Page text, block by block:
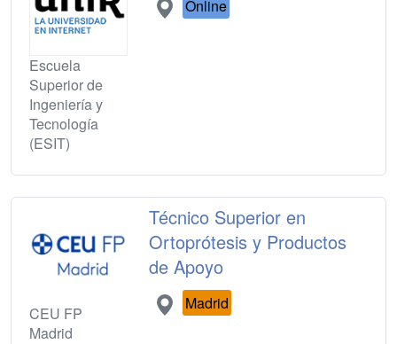
Escuela
Superior de
Ingeniería y
Tecnología
(ESIT)
Online
CEU FP
Madrid
Técnico Superior en
Ortoprótesis y Productos
de Apoyo
Madrid